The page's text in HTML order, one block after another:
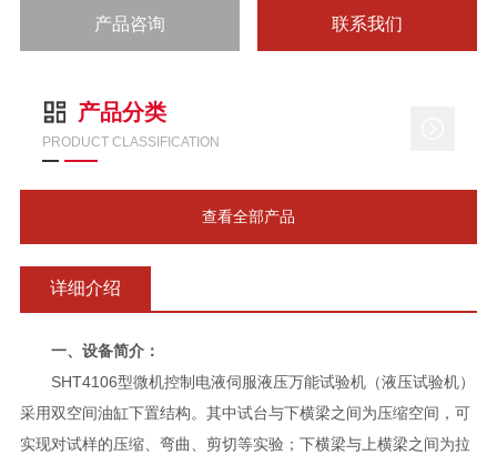
产品咨询 联系我们
产品分类
PRODUCT CLASSIFICATION
查看全部产品
详细介绍
一、设备简介：
SHT4106型微机控制电液伺服液压万能试验机（液压试验机）
采用双空间油缸下置结构。其中试台与下横梁之间为压缩空间，可
实现对试样的压缩、弯曲、剪切等实验；下横梁与上横梁之间为拉